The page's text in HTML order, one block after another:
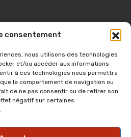
consentement
nous utilisons des technologies
et/ou accéder aux informations
à ces technologies nous permettra
le comportement de navigation ou
de ne pas consentir ou de retirer son
négatif sur certaines